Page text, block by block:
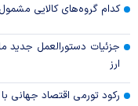
کدام گروه‌های کالایی
جزئیات دستورالعمل جدید
ارز
رکود تورمی اقتصاد جهانی